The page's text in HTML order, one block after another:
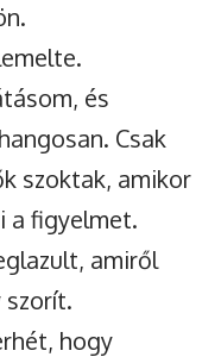
és
Csak
szoktak, amikor
a figyelmet.
amiről
hogy